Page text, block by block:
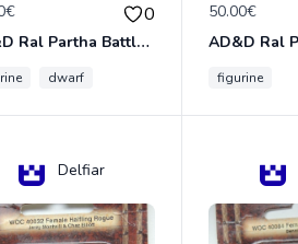
0
AD&D Ral Partha Battlesystem Miniatures Pack Iron Lord Dwarf Crossbowmen 11-854
dwarf
50.00€
figurine
Delfiar